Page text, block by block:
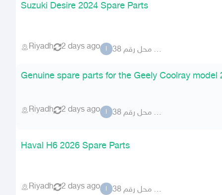
Suzuki Desire 2024 Spare Parts
Riyadh 2 days ago ا المطلق محل رقم 38
Genuine spare parts for the Geely Coolray model
Riyadh 2 days ago ا المطلق محل رقم 38
Haval H6 2026 Spare Parts
Riyadh 2 days ago ا المطلق محل رقم 38